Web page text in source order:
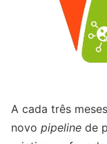
A cada três
novo pipeline de